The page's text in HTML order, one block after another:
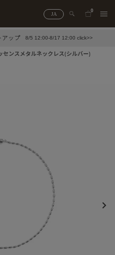
JA
0
アップ 8/5 12:00-8/17 12:00 click>>
センスメタルネックレス(シルバー)